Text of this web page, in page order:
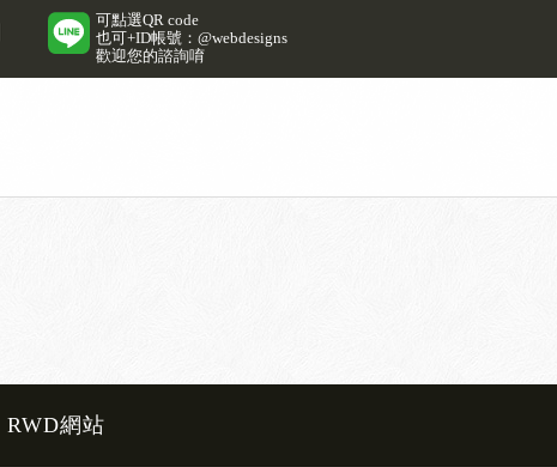
可點選QR code
也可+ID帳號：@webdesigns
歡迎您的諮詢唷
RWD網站